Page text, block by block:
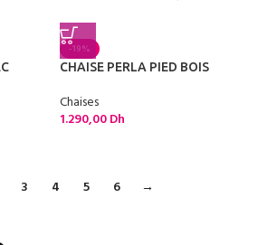
-19%
CHAISE PERLA PIED BOIS
Chaises
1.290,00Dh
3 4 5 6 →